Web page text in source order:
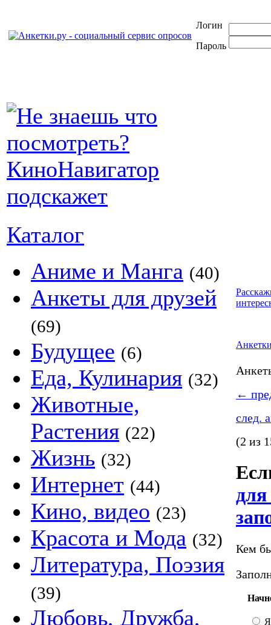
Логин
Пароль
Каталог
Аниме и Манга (40)
Анкеты для друзей
(69)
Будущее (6)
Еда, Кулинария (32)
Животные,
Растения (22)
Жизнь (32)
Интернет (44)
Кино, видео (23)
Красота и Мода (32)
Литература, Поэзия
(39)
Любовь, Дружба,
←
след.
(2 из
для
Кем